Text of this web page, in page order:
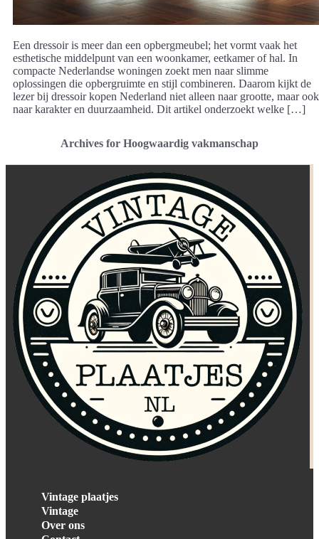
Een dressoir is meer dan een opbergmeubel; het vormt vaak het
esthetische middelpunt van een woonkamer, eetkamer of hal. In
compacte Nederlandse woningen zoekt men naar slimme
oplossingen die opbergruimte en stijl combineren. Daarom kijkt de
lezer bij dressoir kopen Nederland niet alleen naar grootte, maar ook
naar karakter en duurzaamheid. Dit artikel onderzoekt welke […]
Archives for Hoogwaardig vakmanschap
Vintage plaatjes
Vintage
Over ons